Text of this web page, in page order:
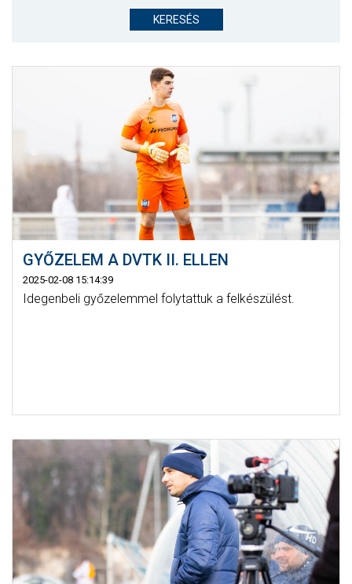
CSAPATOK
KLUB
GALÉRIA
SZURKOLÓI ÉLMÉNYEK
AKKREDITÁCIÓ
KERESÉS
GYŐZELEM A DVTK II. ELLEN
2025-02-08 15:14:39
Idegenbeli győzelemmel folytattuk a felkészülést.